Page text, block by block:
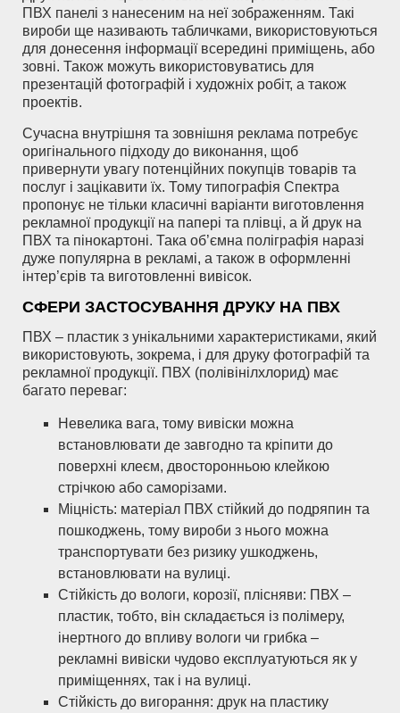
ПВХ панелі з нанесеним на неї зображенням. Такі
вироби ще називають табличками, використовуються
для донесення інформації всередині приміщень, або
зовні. Також можуть використовуватись для
презентацій фотографій і художніх робіт, а також
проектів.
Сучасна внутрішня та зовнішня реклама потребує
оригінального підходу до виконання, щоб
привернути увагу потенційних покупців товарів та
послуг і зацікавити їх. Тому типографія Спектра
пропонує не тільки класичні варіанти виготовлення
рекламної продукції на папері та плівці, а й друк на
ПВХ та пінокартоні. Така об’ємна поліграфія наразі
дуже популярна в рекламі, а також в оформленні
інтер’єрів та виготовленні вивісок.
СФЕРИ ЗАСТОСУВАННЯ ДРУКУ НА ПВХ
ПВХ – пластик з унікальними характеристиками, який
використовують, зокрема, і для друку фотографій та
рекламної продукції. ПВХ (полівінілхлорид) має
багато переваг:
Невелика вага, тому вивіски можна
встановлювати де завгодно та кріпити до
поверхні клеєм, двосторонньою клейкою
стрічкою або саморізами.
Міцність: матеріал ПВХ стійкий до подряпин та
пошкоджень, тому вироби з нього можна
транспортувати без ризику ушкоджень,
встановлювати на вулиці.
Стійкість до вологи, корозії, плісняви: ПВХ –
пластик, тобто, він складається із полімеру,
інертного до впливу вологи чи грибка –
рекламні вивіски чудово експлуатуються як у
приміщеннях, так і на вулиці.
Стійкість до вигорання: друк на пластику